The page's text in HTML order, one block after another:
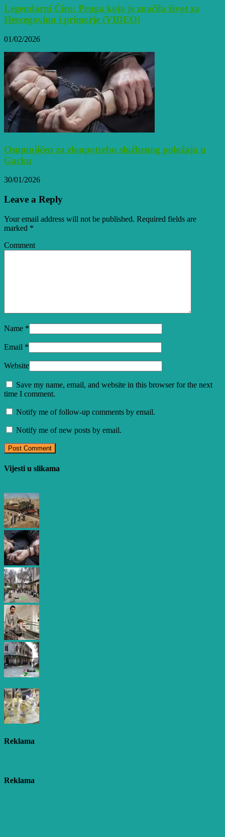
Legendarni Ćiro: Pruga koja je značila život za
Hercegovinu i primorje (VIDEO)
01/02/2026
Osumnjičen za zloupotrebu službenog položaja u
Gacku
30/01/2026
Leave a Reply
Your email address will not be published. Required fields are
marked *
Comment
Name *
Email *
Website
Save my name, email, and website in this browser for the next
time I comment.
Notify me of follow-up comments by email.
Notify me of new posts by email.
Vijesti u slikama
Reklama
Reklama